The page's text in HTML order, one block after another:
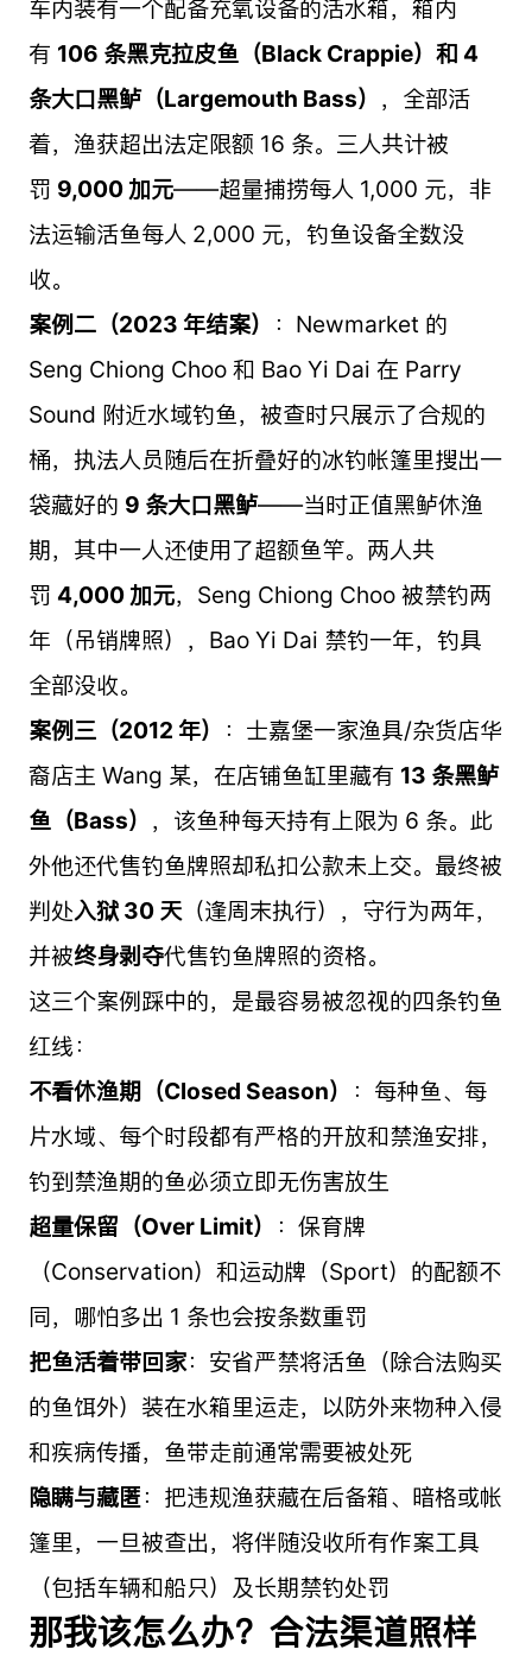
车内装有一个配备充氧设备的活水箱，箱内
有 106 条黑克拉皮鱼（Black Crappie）和 4
条大口黑鲈（Largemouth Bass） ，全部活
着，渔获超出法定限额 16 条。三人共计被
罚 9,000 加元——超量捕捞每人 1,000 元，非
法运输活鱼每人 2,000 元，钓鱼设备全数没
收。
案例二（2023 年结案）
：Newmarket 的
Seng Chiong Choo 和 Bao Yi Dai 在 Parry
Sound 附近水域钓鱼，被查时只展示了合规的
桶，执法人员随后在折叠好的冰钓帐篷里搜出一
袋藏好的 9 条大口黑鲈——当时正值黑鲈休渔
期，其中一人还使用了超额鱼竿。两人共
罚 4,000 加元，Seng Chiong Choo 被禁钓两
年（吊销牌照），Bao Yi Dai 禁钓一年，钓具
全部没收。
案例三（2012 年）
：士嘉堡一家渔具/杂货店华
裔店主 Wang 某，在店铺鱼缸里藏有 13 条黑鲈
鱼（Bass） ，该鱼种每天持有上限为 6 条。此
外他还代售钓鱼牌照却私扣公款未上交。最终被
判处入狱 30 天（逢周末执行），守行为两年，
并被终身剥夺代售钓鱼牌照的资格。
这三个案例踩中的，是最容易被忽视的四条钓鱼
红线：
不看休渔期（Closed Season）
：每种鱼、每
片水域、每个时段都有严格的开放和禁渔安排，
钓到禁渔期的鱼必须立即无伤害放生
超量保留（Over Limit）
：保育牌
（Conservation）和运动牌（Sport）的配额不
同，哪怕多出 1 条也会按条数重罚
把鱼活着带回家：安省严禁将活鱼（除合法购买
的鱼饵外）装在水箱里运走，以防外来物种入侵
和疾病传播，鱼带走前通常需要被处死
隐瞒与藏匿 ：把违规渔获藏在后备箱、暗格或帐
篷里，一旦被查出，将伴随没收所有作案工具
（包括车辆和船只）及长期禁钓处罚
那我该怎么办？合法渠道照样